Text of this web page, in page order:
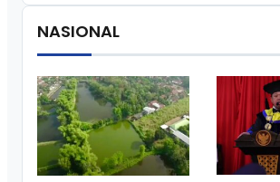
NASIONAL